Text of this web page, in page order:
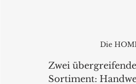
Die
Zwei
Sortiment: